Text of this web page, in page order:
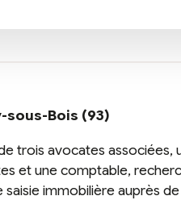
sous-Bois (93)
trois avocates associées,
et une comptable,
immobilière auprès de